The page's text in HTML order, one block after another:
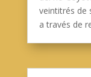
veintitrés de
a través de